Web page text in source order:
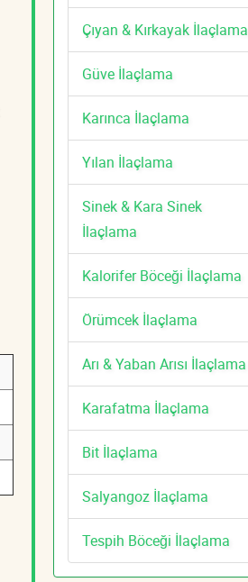
Çıyan & Kırkayak İlaçlama
Güve İlaçlama
Karınca İlaçlama
Yılan İlaçlama
Sinek & Kara Sinek
İlaçlama
Kalorifer Böceği İlaçlama
Örümcek İlaçlama
Arı & Yaban Arısı İlaçlama
Karafatma İlaçlama
Bit İlaçlama
Salyangoz İlaçlama
Tespih Böceği İlaçlama